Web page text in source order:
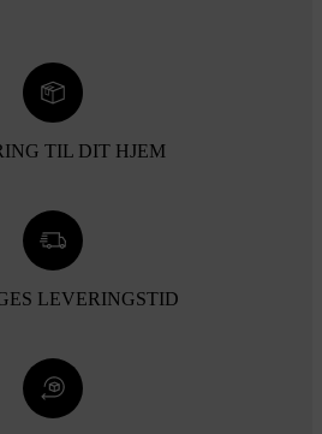
TIL DIT HJEM
LEVERINGSTID